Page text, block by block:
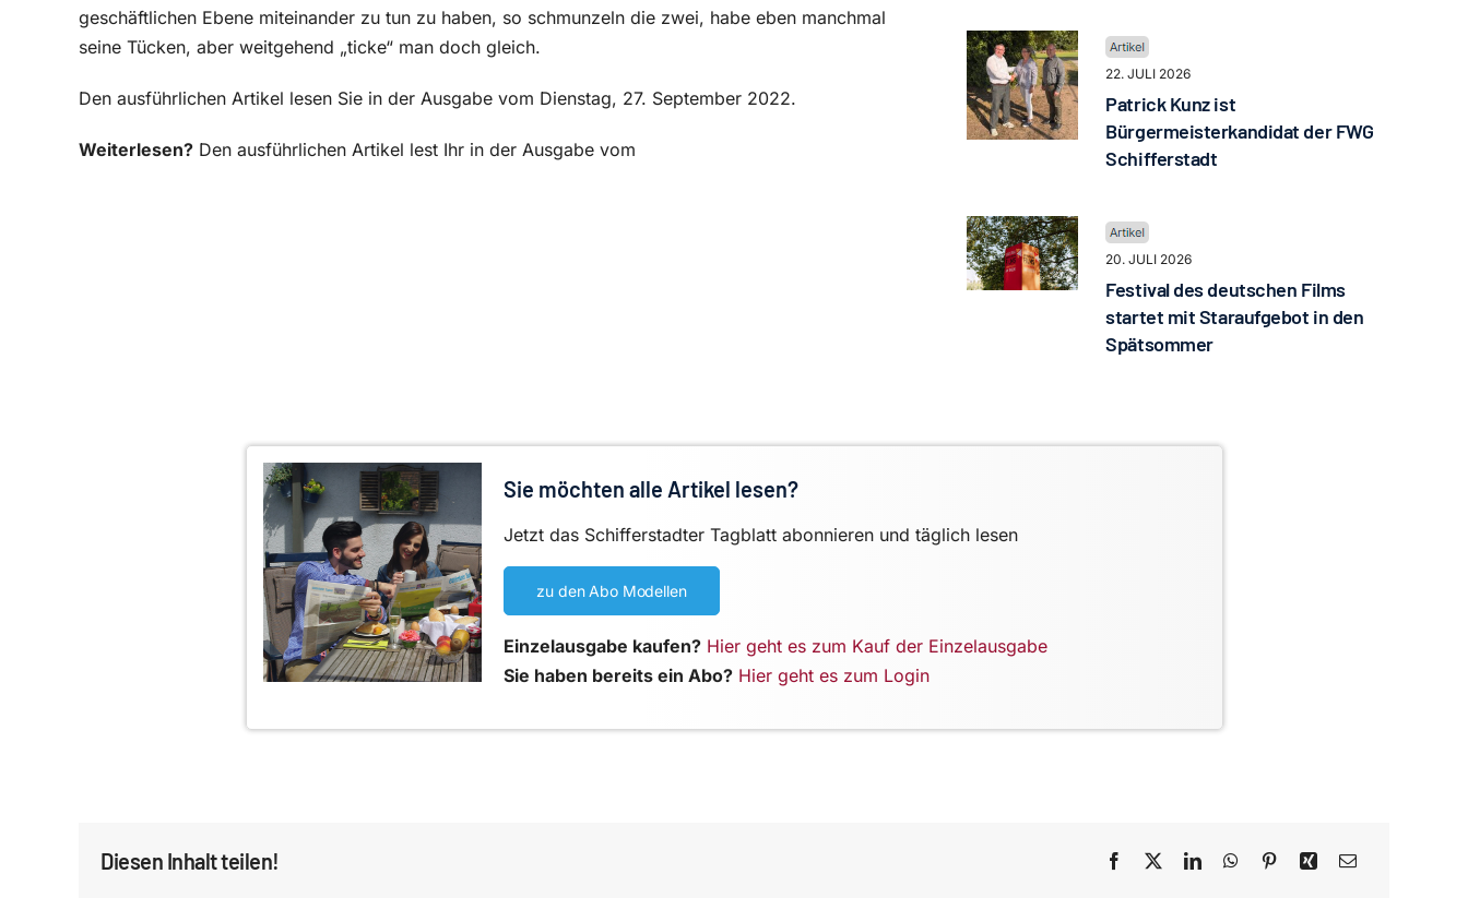
geschäftlichen Ebene miteinander zu tun zu haben, so schmunzeln die zwei, habe eben manchmal
seine Tücken, aber weitgehend „ticke“ man doch gleich.
Den ausführlichen Artikel lesen Sie in der Ausgabe vom Dienstag, 27. September 2022.
Weiterlesen? Den ausführlichen Artikel lest Ihr in der Ausgabe vom
22. JULI 2026
Patrick Kunz ist
Bürgermeisterkandidat der FWG
Schifferstadt
20. JULI 2026
Festival des deutschen Films
startet mit Staraufgebot in den
Spätsommer
Sie möchten alle Artikel lesen?
Jetzt das Schifferstadter Tagblatt abonnieren und täglich lesen
zu den Abo Modellen
Einzelausgabe kaufen? Hier geht es zum Kauf der Einzelausgabe
Sie haben bereits ein Abo? Hier geht es zum Login
Diesen Inhalt teilen!